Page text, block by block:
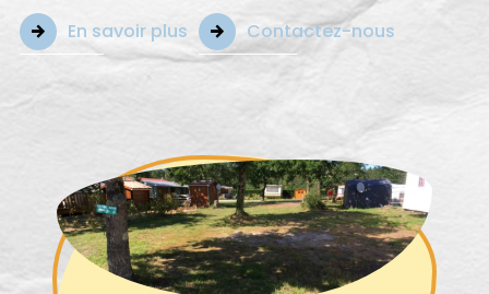
En savoir plus Contactez-nous